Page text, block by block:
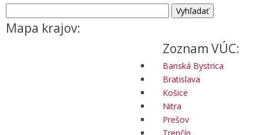
Mapa krajov:
Zoznam VÚC:
Banská Bystrica
Bratislava
Košice
Nitra
Prešov